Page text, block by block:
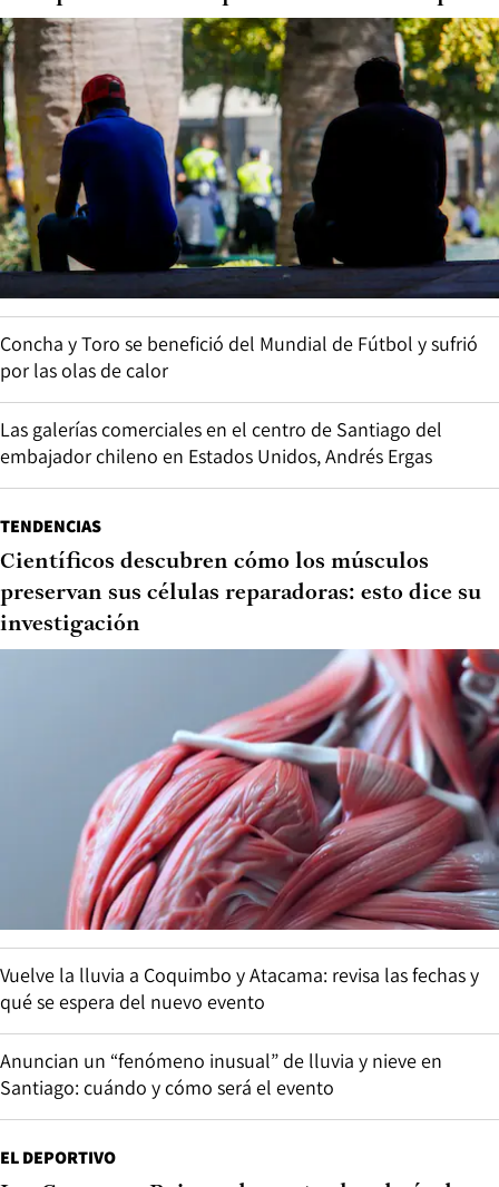
Concha y Toro se benefició del Mundial de Fútbol y sufrió
por las olas de calor
Las galerías comerciales en el centro de Santiago del
embajador chileno en Estados Unidos, Andrés Ergas
TENDENCIAS
Científicos descubren cómo los músculos
preservan sus células reparadoras: esto dice su
investigación
Vuelve la lluvia a Coquimbo y Atacama: revisa las fechas y
qué se espera del nuevo evento
Anuncian un “fenómeno inusual” de lluvia y nieve en
Santiago: cuándo y cómo será el evento
EL DEPORTIVO